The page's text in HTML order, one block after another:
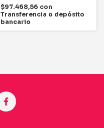
$97.468,56 con
Transferencia o depósito
bancario